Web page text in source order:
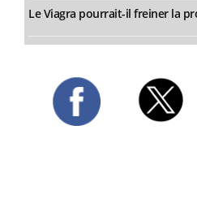
Le Viagra pourrait-il freiner la